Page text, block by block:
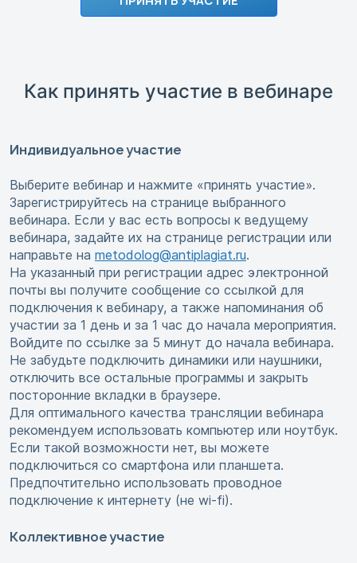
Как принять участие в вебинаре
Индивидуальное участие
Выберите вебинар и нажмите «принять участие».
Зарегистрируйтесь на странице выбранного
вебинара. Если у вас есть вопросы к ведущему
вебинара, задайте их на странице регистрации или
направьте на metodolog@antiplagiat.ru.
На указанный при регистрации адрес электронной
почты вы получите сообщение со ссылкой для
подключения к вебинару, а также напоминания об
участии за 1 день и за 1 час до начала мероприятия.
Войдите по ссылке за 5 минут до начала вебинара.
Не забудьте подключить динамики или наушники,
отключить все остальные программы и закрыть
посторонние вкладки в браузере.
Для оптимального качества трансляции вебинара
рекомендуем использовать компьютер или ноутбук.
Если такой возможности нет, вы можете
подключиться со смартфона или планшета.
Предпочтительно использовать проводное
подключение к интернету (не wi-fi).
Коллективное участие